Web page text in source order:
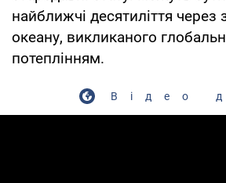
найближчі десятиліття через
океану, викликаного
потеплінням.
Відео